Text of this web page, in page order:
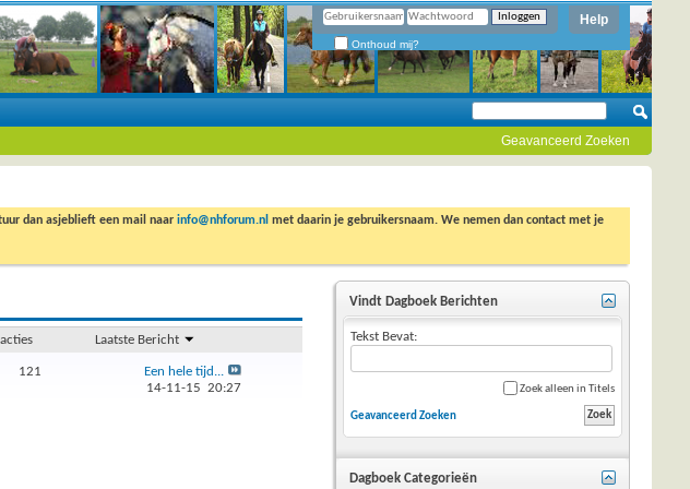
Help
Onthoud mij?
Geavanceerd Zoeken
dan asjeblieft een mail naar info@nhforum.nl met daarin je gebruikersnaam. We nemen dan contact met je
Laatste Bericht
121
Een hele tijd...
14-11-15 20:27
Vindt Dagboek Berichten
Tekst Bevat:
Zoek alleen in Titels
Geavanceerd Zoeken
Dagboek Categorieën